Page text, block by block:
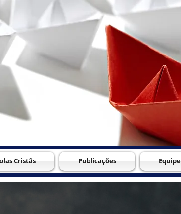
Cristãs Publicações Equipe